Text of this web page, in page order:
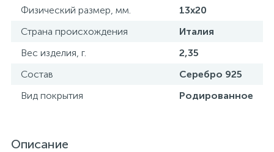
Физический размер, мм.
13x20
Страна происхождения
Италия
Вес изделия, г.
2,35
Состав
Серебро 925
Вид покрытия
Родированное
Описание